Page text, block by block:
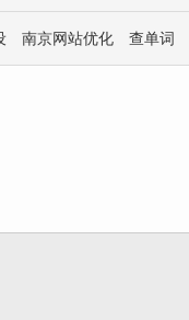
南京网站优化 查单词